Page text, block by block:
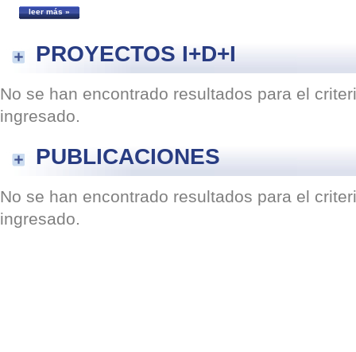
leer más »
PROYECTOS I+D+I
No se han encontrado resultados para el
ingresado.
PUBLICACIONES
No se han encontrado resultados para el
ingresado.